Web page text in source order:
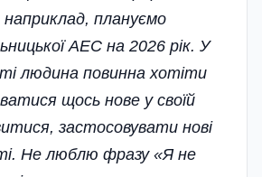
плануємо
АЕС на 2026 рік. У
людина повинна хотіти
щось нове у своїй
застосовувати нові
Не люблю фразу «Я не